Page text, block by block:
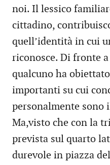
noi. Il lessico
cittadino,
quell’identità in cui
riconosce. Di fronte
qualcuno ha
importanti su cui
personalmente sono
Ma,visto che con la
prevista sul quarto
durevole in piazza